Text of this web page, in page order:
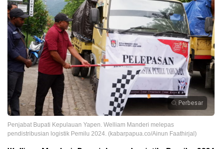
Perbesar
Penjabat Bupati Kepulauan Yapen. Welliam Manderi melepas
pendistribusian logistik Pemilu 2024. (kabarpapua.co/Ainun Faathirjal)